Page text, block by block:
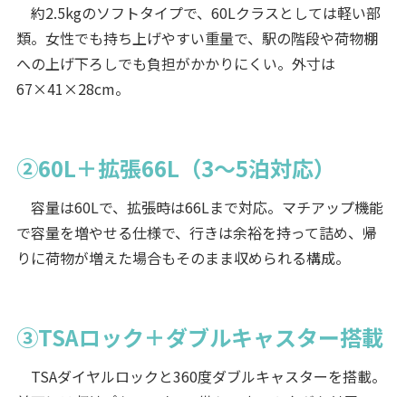
約2.5kgのソフトタイプで、60Lクラスとしては軽い部
類。女性でも持ち上げやすい重量で、駅の階段や荷物棚
への上げ下ろしでも負担がかかりにくい。外寸は
67×41×28cm。
②60L＋拡張66L（3〜5泊対応）
容量は60Lで、拡張時は66Lまで対応。マチアップ機能
で容量を増やせる仕様で、行きは余裕を持って詰め、帰
りに荷物が増えた場合もそのまま収められる構成。
③TSAロック＋ダブルキャスター搭載
TSAダイヤルロックと360度ダブルキャスターを搭載。